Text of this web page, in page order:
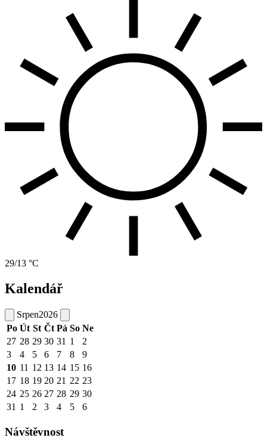
29/13 °C
Kalendář
Srpen2026
Po Út St Čt Pá So Ne
27 28 29 30 31 1
2
3
4 5 6 7 8
9
10 11 12 13 14 15 16
17 18 19 20 21 22 23
24 25 26 27 28 29 30
31 1 2 3 4 5 6
Návštěvnost